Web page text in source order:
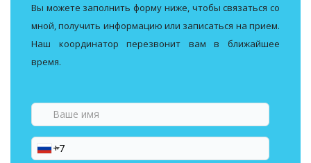
Вы можете заполнить форму ниже, чтобы связаться со
мной, получить информацию или записаться на прием.
Наш координатор перезвонит вам в ближайшее
время.
Ваше
имя
Ваш
номер